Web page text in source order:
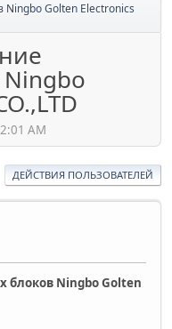
Golten Electronics
AM
ДЕЙСТВИЯ ПОЛЬЗОВАТЕЛЕЙ
блоков Ningbo Golten